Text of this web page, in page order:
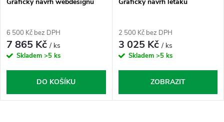
Grafický návrh webdesignu
6 500 Kč bez DPH
7 865 Kč/ ks
Skladem >5 ks
DO KOŠÍKU
Grafický navrh letáku
2 500 Kč bez DPH
3 025 Kč/ ks
Skladem >5 ks
ZOBRAZIT